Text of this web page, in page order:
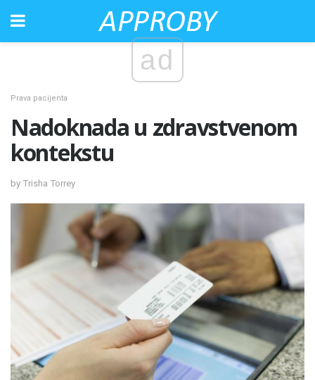
ad
Prava pacijenta
Nadoknada u zdravstvenom
kontekstu
by Trisha Torrey